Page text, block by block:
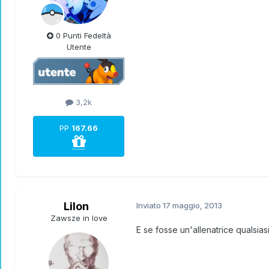
0 Punti Fedeltà
Utente
3,2k
PP 167.66
Lilon
Zawsze in love
Inviato 17 maggio, 2013
E se fosse un'allenatrice